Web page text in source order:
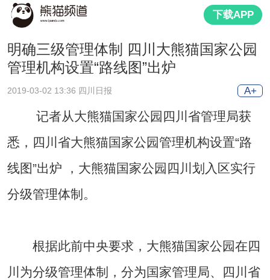
下载APP
明确三级管理体制 四川大熊猫国家公园
管理机构设置“路线图”出炉
2019-03-02 13:36 四川日报 A+
记者从大熊猫国家公园四川省管理局获
悉，四川省大熊猫国家公园管理机构设置“路
线图”出炉 ，大熊猫国家公园四川划入区实行
分级管理体制。
根据此前中央要求，大熊猫国家公园在四
川为分级管理体制，分为国家管理局、四川省